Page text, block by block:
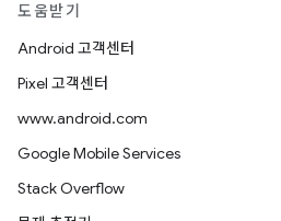
도움받기
Android 고객센터
Pixel 고객센터
www.android.com
Google Mobile Services
Stack Overflow